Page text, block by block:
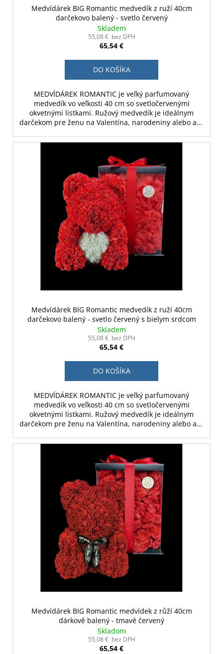
Medvídárek BIG Romantic medvedík z ruží 40cm
darčekovo balený - svetlo červený
Skladem
55,08 € bez DPH
65,54 €
DO KOŠÍKA
MEDVÍDÁREK ROMANTIC je veľký parfumovaný
medvedík vo veľkosti 40 cm so svetločervenými
okvetnými lístkami. Ružový medvedík je ideálnym
darčekom pre ženu na Valentína, narodeniny alebo ako
Medvídárek BIG Romantic medvedík z ruží 40cm
darčekovo balený - svetlo červený s bielym srdcom
Skladem
55,08 € bez DPH
65,54 €
DO KOŠÍKA
MEDVÍDÁREK ROMANTIC je veľký parfumovaný
medvedík vo veľkosti 40 cm so svetločervenými
okvetnými lístkami. Ružový medvedík je ideálnym
darčekom pre ženu na Valentína, narodeniny alebo ako
Medvídárek BIG Romantic medvídek z růží 40cm
dárkově balený - tmavě červený
Skladom
55,08 € bez DPH
65,54 €